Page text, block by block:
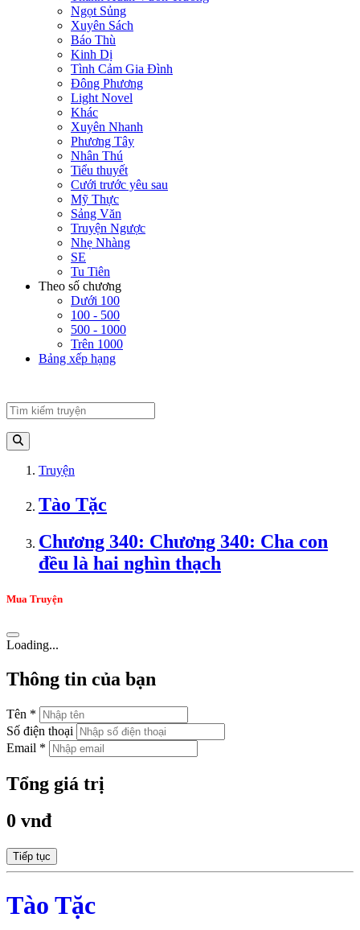
Ngọt Sủng
Xuyên Sách
Báo Thù
Kinh Dị
Tình Cảm Gia Đình
Đông Phương
Light Novel
Khác
Xuyên Nhanh
Phương Tây
Nhân Thú
Tiểu thuyết
Cưới trước yêu sau
Mỹ Thực
Sảng Văn
Truyện Ngược
Nhẹ Nhàng
SE
Tu Tiên
Theo số chương
Dưới 100
100 - 500
500 - 1000
Trên 1000
Bảng xếp hạng
Truyện
Tào Tặc
Chương 340: Chương 340: Cha con
đều là hai nghìn thạch
Mua Truyện
Loading...
Thông tin của bạn
Tên *
Số điện thoại
Email *
Tổng giá trị
0 vnđ
Tiếp tục
Tào Tặc